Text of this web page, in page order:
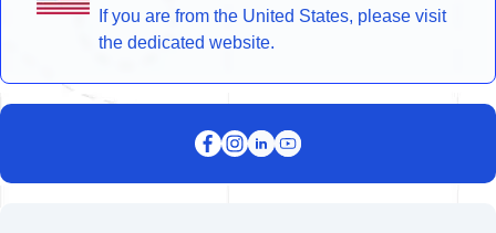
If you are from the United States, please visit
the dedicated website.